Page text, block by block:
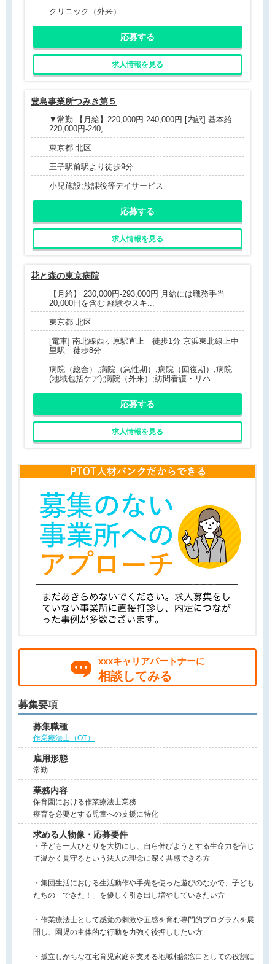
クリニック（外来）
応募する
求人情報を見る
豊島事業所つみき第５
▼常勤 【月給】220,000円-240,000円 [内訳] 基本給
220,000円-240,...
東京都 北区
王子駅前駅より徒歩9分
小児施設;放課後等デイサービス
応募する
求人情報を見る
花と森の東京病院
【月給】 230,000円-293,000円 月給には職務手当
20,000円を含む 経験やスキ...
東京都 北区
[電車] 南北線西ヶ原駅直上 徒歩1分 京浜東北線上中
里駅 徒歩8分
病院（総合）;病院（急性期）;病院（回復期）;病院
(地域包括ケア);病院（外来）;訪問看護・リハ
応募する
求人情報を見る
xxxキャリアパートナーに
相談してみる
募集要項
募集職種
作業療法士（OT）
雇用形態
常勤
業務内容
保育園における作業療法士業務
療育を必要とする児童への支援に特化
求める人物像・応募要件
・子ども一人ひとりを大切にし、自ら伸びようとする生命力を信じ
て温かく見守るという法人の理念に深く共感できる方
・集団生活における生活動作や手先を使った遊びのなかで、子ども
たちの「できた！」を優しく引き出し増やしていきたい方
・作業療法士として感覚の刺激や五感を育む専門的プログラムを展
開し、園児の主体的な行動を力強く後押ししたい方
・孤立しがちな在宅育児家庭を支える地域相談窓口としての役割に